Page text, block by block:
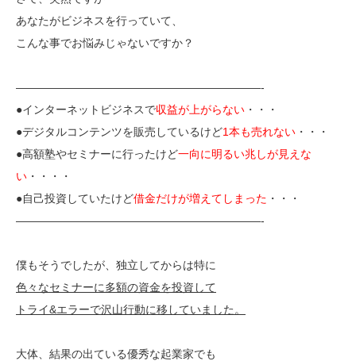
あなたがビジネスを行っていて、
こんな事でお悩みじゃないですか？
——————————————————————-
●インターネットビジネスで収益が上がらない ・・・
●デジタルコンテンツを販売しているけど1本も売れない ・・・
●高額塾やセミナーに行ったけど一向に明るい兆しが見えな
い ・・・・
●自己投資していたけど借金だけが増えてしまった ・・・
——————————————————————-
僕もそうでしたが、独立してからは特に
色々なセミナーに多額の資金を投資して
トライ&エラーで沢山行動に移していました。
大体、結果の出ている優秀な起業家でも